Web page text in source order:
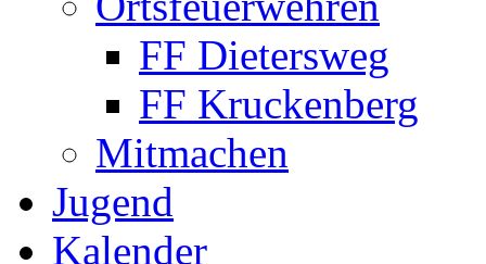
FF Dietersweg
FF Kruckenberg
Mitmachen
Jugend
Kalender